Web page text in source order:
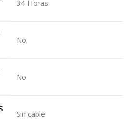
‎34 Horas
‎No
‎No
‎Sin cable